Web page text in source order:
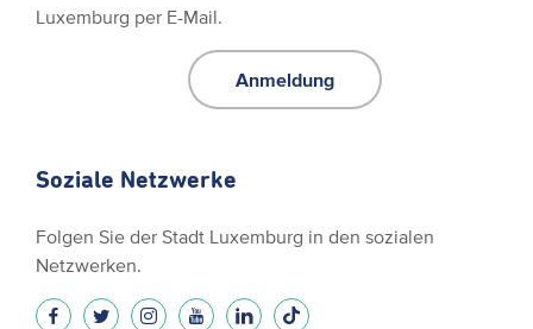
Luxemburg per E-Mail.
Anmeldung
Soziale Netzwerke
Folgen Sie der Stadt Luxemburg in den sozialen
Netzwerken.